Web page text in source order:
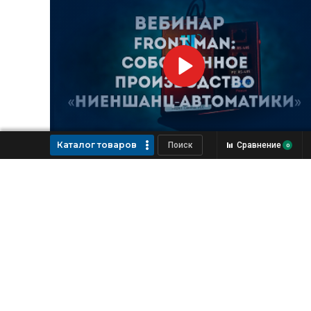
Вебинар «FRONT Man: собственное
Каталог товаров Сравнение 0